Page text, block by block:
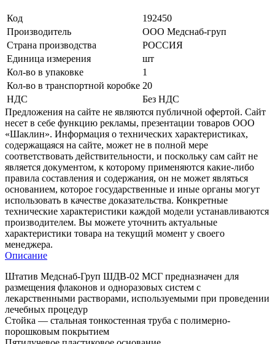
Код
192450
Производитель
ООО Медснаб-груп
Страна производства
РОССИЯ
Единица измерения
шт
Кол-во в упаковке
1
Кол-во в транспортной коробке 20
НДС
Без НДС
Предложения на сайте не являются публичной офертой. Сайт
несет в себе функцию рекламы, презентации товаров ООО
«Шаклин». Информация о технических характеристиках,
содержащаяся на сайте, может не в полной мере
соответствовать действительности, и поскольку сам сайт не
является документом, к которому применяются какие-либо
правила составления и содержания, он не может являться
основанием, которое государственные и иные органы могут
использовать в качестве доказательства. Конкретные
технические характеристики каждой модели устанавливаются
производителем. Вы можете уточнить актуальные
характеристики товара на текущий момент у своего
менеджера.
Описание
Штатив Медснаб-Груп ШДВ-02 МСГ предназначен для
размещения флаконов и одноразовых систем с
лекарственными растворами, используемыми при проведении
лечебных процедур
Стойка — стальная тонкостенная труба с полимерно-
порошковым покрытием